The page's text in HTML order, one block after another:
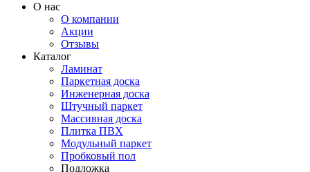
О нас
О компании
Акции
Отзывы
Каталог
Ламинат
Паркетная доска
Инженерная доска
Штучный паркет
Массивная доска
Плитка ПВХ
Модульный паркет
Пробковый пол
Подложка